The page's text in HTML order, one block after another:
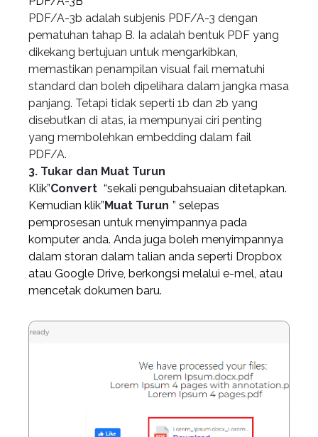
PDF/A-3b adalah subjenis PDF/A-3 dengan
pematuhan tahap B. Ia adalah bentuk PDF yang
dikekang bertujuan untuk mengarkibkan,
memastikan penampilan visual fail mematuhi
standard dan boleh dipelihara dalam jangka masa
panjang. Tetapi tidak seperti 1b dan 2b yang
disebutkan di atas, ia mempunyai ciri penting
yang membolehkan embedding dalam fail
PDF/A.
3. Tukar dan Muat Turun
Klik”Convert “sekali pengubahsuaian ditetapkan.
Kemudian klik”Muat Turun ” selepas
pemprosesan untuk menyimpannya pada
komputer anda. Anda juga boleh menyimpannya
dalam storan dalam talian anda seperti Dropbox
atau Google Drive, berkongsi melalui e-mel, atau
mencetak dokumen baru.